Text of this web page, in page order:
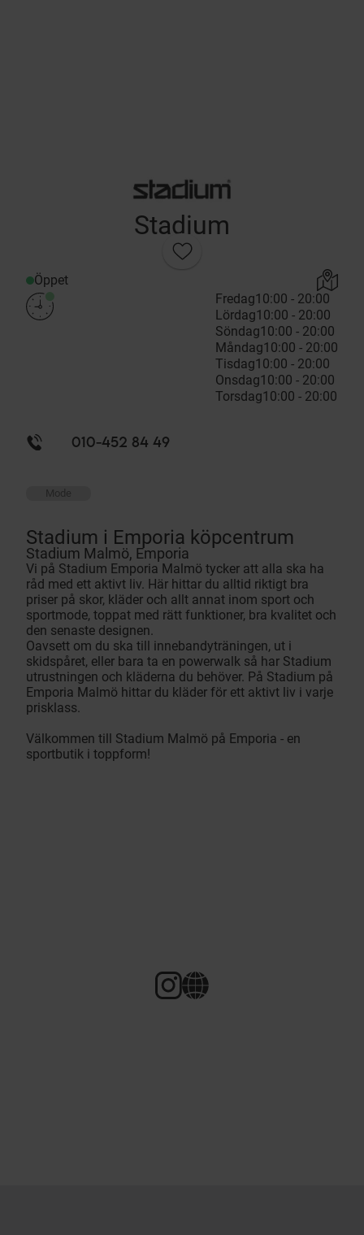
Stadium
Öppet
Fredag10:00 - 20:00
Lördag10:00 - 20:00
Söndag10:00 - 20:00
Måndag10:00 - 20:00
Tisdag10:00 - 20:00
Onsdag10:00 - 20:00
Torsdag10:00 - 20:00
010-452 84 49
Mode
Stadium i Emporia köpcentrum
Stadium Malmö, Emporia
Vi på Stadium Emporia Malmö tycker att alla ska ha
råd med ett aktivt liv. Här hittar du alltid riktigt bra
priser på skor, kläder och allt annat inom sport och
sportmode, toppat med rätt funktioner, bra kvalitet och
den senaste designen.
Oavsett om du ska till innebandyträningen, ut i
skidspåret, eller bara ta en powerwalk så har Stadium
utrustningen och kläderna du behöver. På Stadium på
Emporia Malmö hittar du kläder för ett aktivt liv i varje
prisklass.
Välkommen till Stadium Malmö på Emporia - en
sportbutik i toppform!